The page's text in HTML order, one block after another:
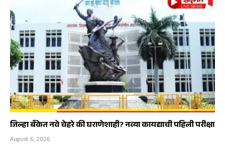
जिल्हा बँकेत नवे चेहरे की घराणेशाही? नव्या कायद्याची पहिली परीक्षा
August 6, 2026